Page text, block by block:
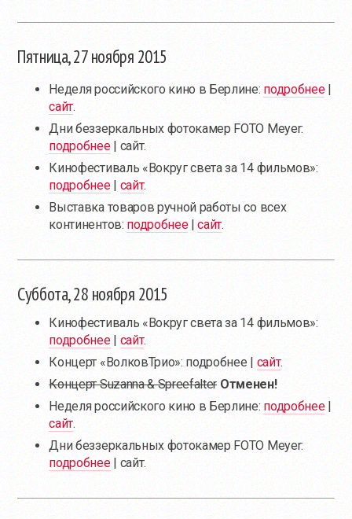
Пятница, 27 ноября 2015
Неделя российского кино в Берлине: подробнее|
сайт.
Дни беззеркальных фотокамер FOTO Meyer:
подробнее| сайт.
Кинофестиваль «Вокруг света за 14 фильмов»:
подробнее| сайт.
Выставка товаров ручной работы со всех
континентов: подробнее|сайт.
Суббота, 28 ноября 2015
Кинофестиваль «Вокруг света за 14 фильмов»:
подробнее| сайт.
Концерт «ВолковТрио»: подробнее | сайт.
Концерт Suzanna & Spreefalter Отменен!
Неделя российского кино в Берлине: подробнее|
сайт.
Дни беззеркальных фотокамер FOTO Meyer:
подробнее| сайт.